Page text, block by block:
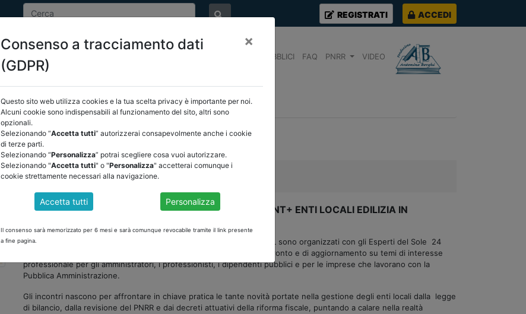
REGISTRATI ACCEDI
DOCUMENTI PUBBLICI FAQ PNRR VIDEO
EVENTI
Data evento:28-11-2024
Luogo:Live streaming e differita 28 novembre 9.30 -13.30
3a giornata del CICLO DI SEMINARI ORGANIZZATI DA NT+ ENTI LOCALI EDILIZIA IN
I Seminari di NT + Enti Locali & Edilizia in collaborazione con ANCREL sono organizzati con gli Esperti del Sole 24
ORE e con le firme del quotidiano per offrire delle occasioni di confronto e di aggiornamento su temi di interesse
professionale per gli amministratori, i professionisti, i dipendenti pubblici e per le imprese che lavorano con la
Pubblica Amministrazione.
Gli incontri nascono per affrontare in chiave pratica le tante novità portate nella gestione degli enti locali dalla legge
di bilancio, dalla revisione del PNRR e dai decreti attuativi della riforma fiscale, puntando a calare nella realtà
Consenso a tracciamento dati
(GDPR)
×
Questo sito web utilizza cookies e la tua scelta privacy è importante per noi.
Alcuni cookie sono indispensabili al funzionamento del sito, altri sono
opzionali.
Selezionando “Accetta tutti” autorizzerai consapevolmente anche i cookie
di terze parti.
Selezionando “Personalizza” potrai scegliere cosa vuoi autorizzare.
Selezionando "Accetta tutti" o "Personalizza" accetterai comunque i
cookie strettamente necessari alla navigazione.
Accetta tutti Personalizza
Il consenso sarà memorizzato per 6 mesi e sarà comunque revocabile tramite il link presente
a fine pagina.